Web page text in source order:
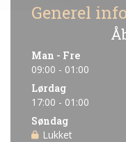
Generel
Man - Fre
09:00 - 01:00
Lørdag
17:00 - 01:00
Søndag
Lukket